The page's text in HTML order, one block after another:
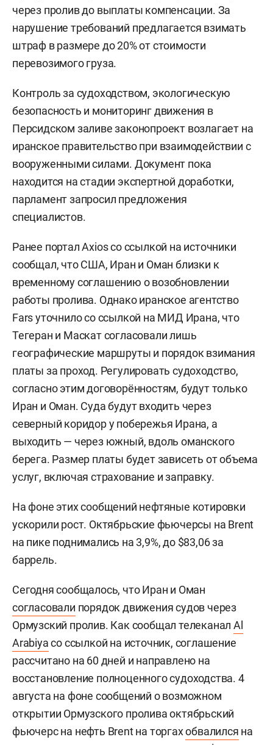
через пролив до выплаты компенсации. За
нарушение требований предлагается взимать
штраф в размере до 20% от стоимости
перевозимого груза.
Контроль за судоходством, экологическую
безопасность и мониторинг движения в
Персидском заливе законопроект возлагает на
иранское правительство при взаимодействии с
вооруженными силами. Документ пока
находится на стадии экспертной доработки,
парламент запросил предложения
специалистов.
Ранее портал Axios со ссылкой на источники
сообщал, что США, Иран и Оман близки к
временному соглашению о возобновлении
работы пролива. Однако иранское агентство
Fars уточнило со ссылкой на МИД Ирана, что
Тегеран и Маскат согласовали лишь
географические маршруты и порядок взимания
платы за проход. Регулировать судоходство,
согласно этим договорённостям, будут только
Иран и Оман. Суда будут входить через
северный коридор у побережья Ирана, а
выходить — через южный, вдоль оманского
берега. Размер платы будет зависеть от объема
услуг, включая страхование и заправку.
На фоне этих сообщений нефтяные котировки
ускорили рост. Октябрьские фьючерсы на Brent
на пике поднимались на 3,9%, до $83,06 за
баррель.
Сегодня сообщалось, что Иран и Оман
согласовали порядок движения судов через
Ормузский пролив. Как сообщал телеканал Al
Arabiyaсо ссылкой на источник, соглашение
рассчитано на 60 дней и направлено на
восстановление полноценного судоходства. 4
августа на фоне сообщений о возможном
открытии Ормузского пролива октябрьский
фьючерс на нефть Brent на торгахобвалился на